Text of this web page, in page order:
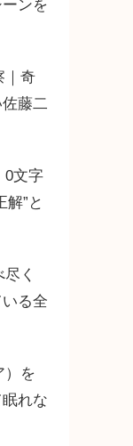
ンを
｜奇
藤二
0文字
解”と
く
る全
）を
れな